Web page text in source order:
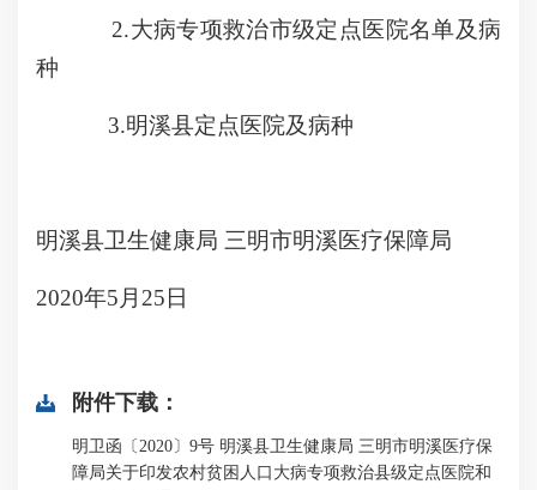
2.大病专项救治市级定点医院名单及病
种
3.明溪县定点医院及病种
明溪县卫生健康局 三明市明溪医疗保障局
2020年5月25日
附件下载：
明卫函〔2020〕9号 明溪县卫生健康局 三明市明溪医疗保
障局关于印发农村贫困人口大病专项救治县级定点医院和